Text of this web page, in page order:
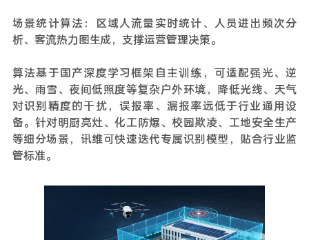
场景统计算法：区域人流量实时统计、人员进出频次分
析、客流热力图生成，支撑运营管理决策。
算法基于国产深度学习框架自主训练，可适配强光、逆
光、雨雪、夜间低照度等复杂户外环境，降低光线、天气
对识别精度的干扰，误报率、漏报率远低于行业通用设
备。针对明厨亮灶、化工防爆、校园欺凌、工地安全生产
等细分场景，讯维可快速迭代专属识别模型，贴合行业监
管标准。